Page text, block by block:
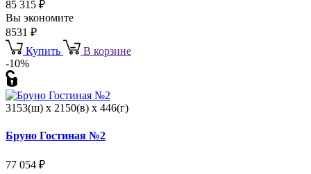
85 315 ₽
Вы экономите
8531 ₽
Купить
В корзине
-10%
3153(ш) x 2150(в) x 446(г)
Бруно Гостиная №2
77 054 ₽